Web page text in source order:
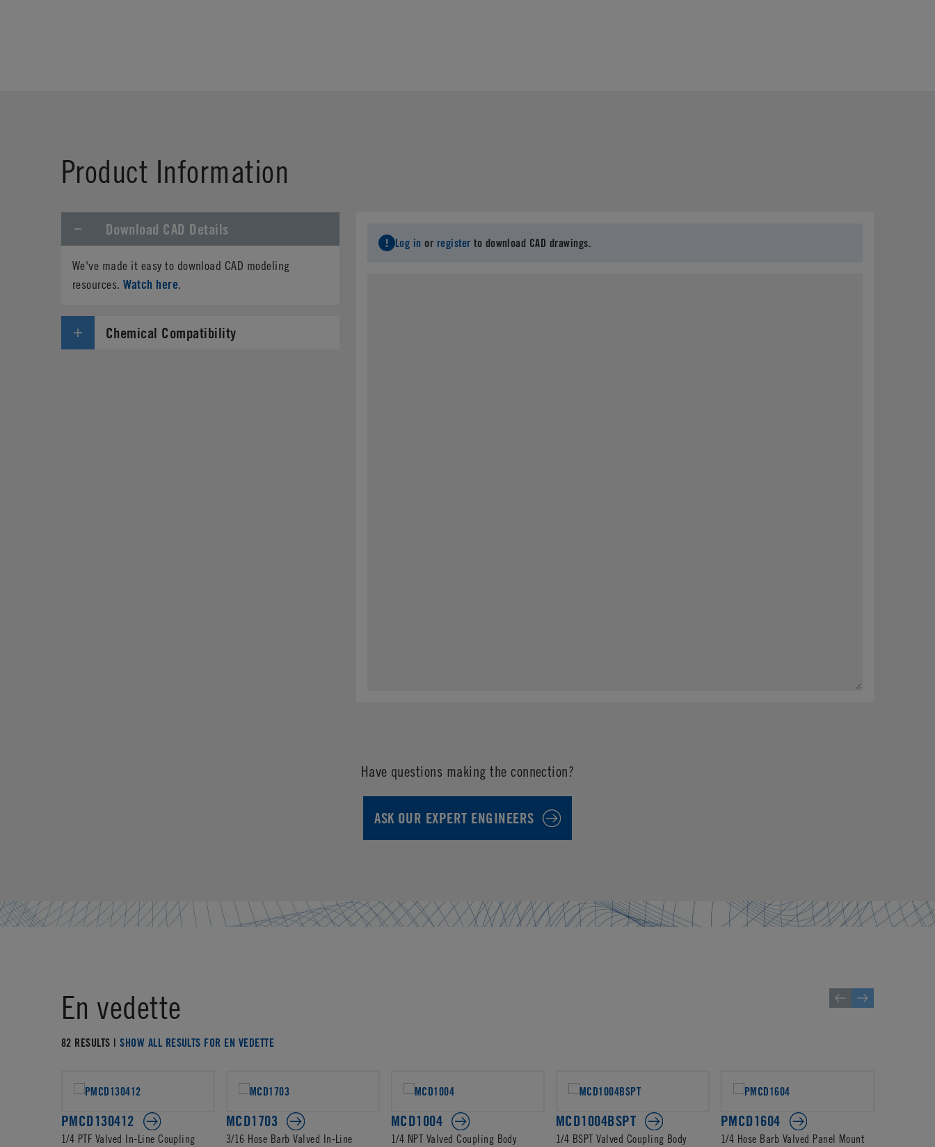
Product Information
Download CAD Details
We've made it easy to download CAD modeling
resources.Watch here.
Log in or register to download CAD drawings.
Chemical Compatibility
Have questions making the connection?
ASK OUR EXPERT ENGINEERS
En vedette
82 RESULTS |SHOW ALL RESULTS FOR EN VEDETTE
PMCD130412
1/4 PTF Valved In-Line Coupling
MCD1703
3/16 Hose Barb Valved In-Line
MCD1004
1/4 NPT Valved Coupling Body
MCD1004BSPT
1/4 BSPT Valved Coupling Body
PMCD1604
1/4 Hose Barb Valved Panel Mount